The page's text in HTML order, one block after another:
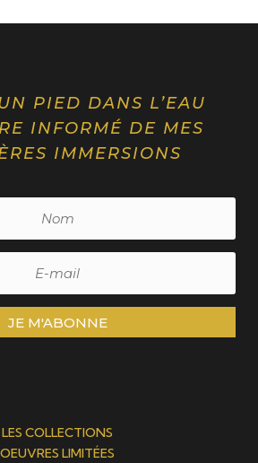
PIED DANS L’EAU
INFORMÉ DE MES
IMMERSIONS
JE M'ABONNE
LES COLLECTIONS
OEUVRES LIMITÉES